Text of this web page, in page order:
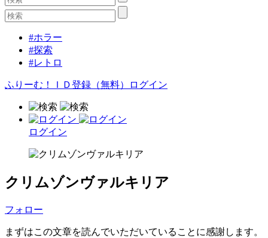
#ホラー
#探索
#レトロ
ふりーむ！ＩＤ登録（無料） ログイン
ログイン
クリムゾンヴァルキリア
フォロー
まずはこの文章を読んでいただいていることに感謝します。